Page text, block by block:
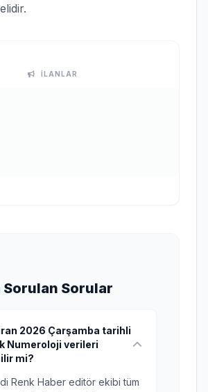
İLANLAR
Sorulan Sorular
2026 Çarşamba tarihli
Numeroloji verileri
mi?
Renk Haber editör ekibi tüm